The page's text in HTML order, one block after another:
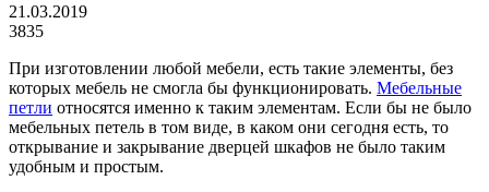
21.03.2019
3835
При изготовлении любой мебели, есть такие элементы, без
которых мебель не смогла бы функционировать. Мебельные
петли относятся именно к таким элементам. Если бы не было
мебельных петель в том виде, в каком они сегодня есть, то
открывание и закрывание дверцей шкафов не было таким
удобным и простым.